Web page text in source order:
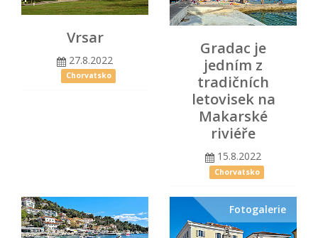
Vrsar
27.8.2022
Chorvatsko
Gradac je
jedním z
tradičních
letovisek na
Makarské
riviéře
15.8.2022
Chorvatsko
Fotogalerie